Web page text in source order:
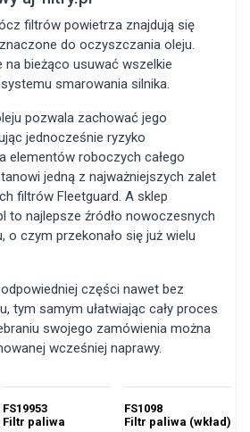
filtrów powietrza znajdują się
do oczyszczania oleju.
na bieżąco usuwać wszelkie
smarowania silnika.
pozwala zachować jego
jednocześnie ryzyko
elementów roboczych całego
jedną z najważniejszych zalet
filtrów Fleetguard. A sklep
to najlepsze źródło nowoczesnych
o czym przekonało się już wielu
części nawet bez
tym samym ułatwiając cały proces
swojego zamówienia można
wcześniej naprawy.
FS19953
Filtr paliwa
FS1098
Filtr paliwa (wkład)